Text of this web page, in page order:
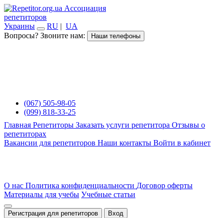
Ассоциация
репетиторов
Украины
RU | UA
Вопросы? Звоните нам:
Наши телефоны
(067) 505-98-05
(099) 818-33-25
Главная Репетиторы Заказать услуги репетитора Отзывы о
репетиторах
Вакансии для репетиторов Наши контакты Войти в кабинет
О нас Политика конфиденциальности Договор оферты
Материалы для учебы Учебные статьи
Регистрация для репетиторов Вход